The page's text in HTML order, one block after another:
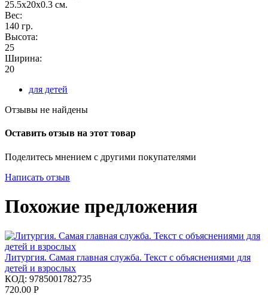
25.5x20x0.3 см.
Вес:
140 гр.
Высота:
25
Ширина:
20
для детей
Отзывы не найдены
Оставить отзыв на этот товар
Поделитесь мнением с другими покупателями
Написать отзыв
Похожие предложения
Литургия. Самая главная служба. Текст с объяснениями для
детей и взрослых
КОД: 9785001782735
720.00 Р